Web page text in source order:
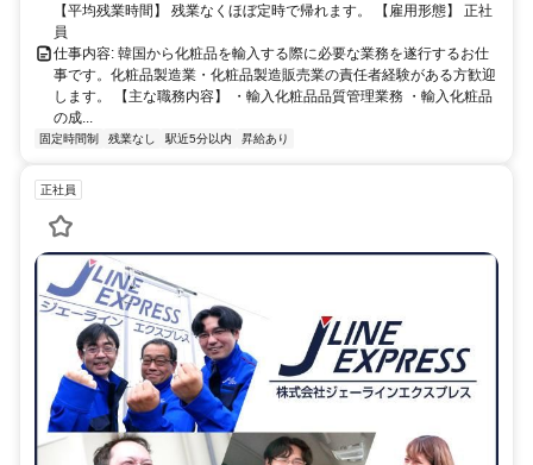
【平均残業時間】 残業なくほぼ定時で帰れます。 【雇用形態】 正社
員
仕事内容: 韓国から化粧品を輸入する際に必要な業務を遂行するお仕
事です。化粧品製造業・化粧品製造販売業の責任者経験がある方歓迎
します。 【主な職務内容】 ・輸入化粧品品質管理業務 ・輸入化粧品
の成...
固定時間制 残業なし 駅近5分以内 昇給あり
正社員